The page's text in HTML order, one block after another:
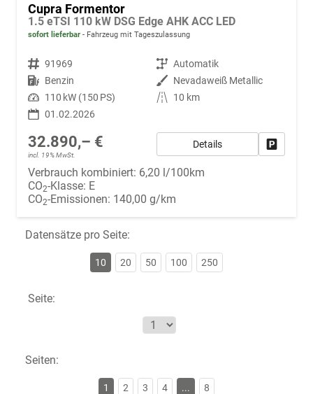
Cupra Formentor
1.5 eTSI 110 kW DSG Edge AHK ACC LED
sofort lieferbar Fahrzeug mit Tageszulassung
Fahrzeugnr. 91969 Getriebe Automatik
Kraftstoff Benzin Außenfarbe Nevadaweiß Metallic
Leistung 110 kW (150 PS) Kilometerstand
10 km
01.02.2026
32.890,– €
incl. 19% MwSt.
Details
Verbrauch kombiniert: 6,20 l/100km
CO2-Klasse: E
CO2-Emissionen: 140,00 g/km
Datensätze pro Seite:
10 20 50 100 250
Seite:
Seiten:
1 2 3 4 ... 8